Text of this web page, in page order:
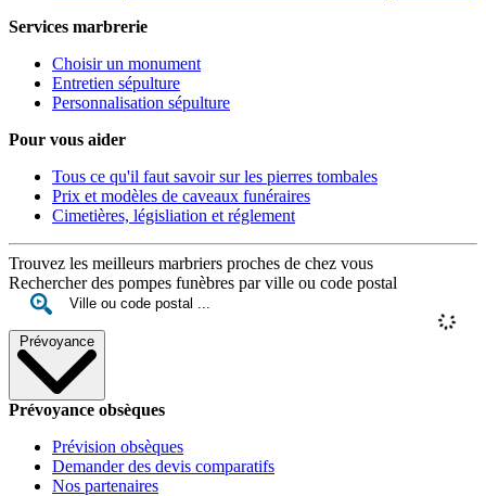
Services marbrerie
Choisir un monument
Entretien sépulture
Personnalisation sépulture
Pour vous aider
Tous ce qu'il faut savoir sur les pierres tombales
Prix et modèles de caveaux funéraires
Cimetières, législiation et réglement
Trouvez les meilleurs marbriers proches de chez vous
Rechercher des pompes funèbres par ville ou code postal
Prévoyance
Prévoyance obsèques
Prévision obsèques
Demander des devis comparatifs
Nos partenaires